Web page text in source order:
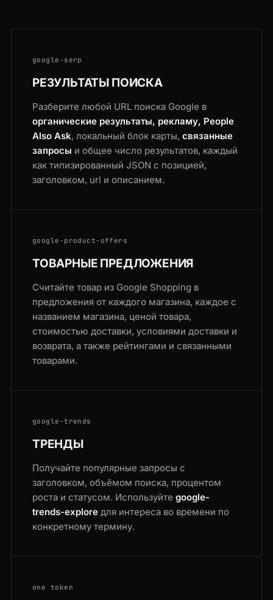
google-serp
РЕЗУЛЬТАТЫ ПОИСКА
Разберите любой URL поиска Google в
органические результаты, рекламу, People
Also Ask, локальный блок карты, связанные
запросы и общее число результатов, каждый
как типизированный JSON с позицией,
заголовком, url и описанием.
google-product-offers
ТОВАРНЫЕ ПРЕДЛОЖЕНИЯ
Считайте товар из Google Shopping в
предложения от каждого магазина, каждое с
названием магазина, ценой товара,
стоимостью доставки, условиями доставки и
возврата, а также рейтингами и связанными
товарами.
google-trends
ТРЕНДЫ
Получайте популярные запросы с
заголовком, объёмом поиска, процентом
роста и статусом. Используйте google-
trends-explore для интереса во времени по
конкретному термину.
one token